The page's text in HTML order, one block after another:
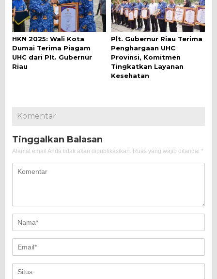
HKN 2025: Wali Kota
Dumai Terima Piagam
UHC dari Plt. Gubernur
Riau
Plt. Gubernur Riau Terima
Penghargaan UHC
Provinsi, Komitmen
Tingkatkan Layanan
Kesehatan
Komentar
Tinggalkan Balasan
Alamat email Anda tidak akan dipublikasikan. Ruas yang wajib ditandai *